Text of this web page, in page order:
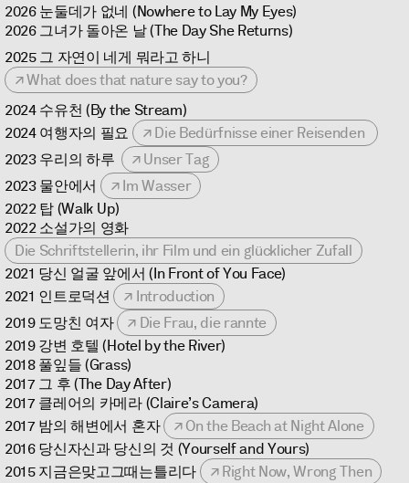
2026 눈둘데가 없네 (Nowhere to Lay My Eyes)
2026 그녀가 돌아온 날 (The Day She Returns)
2025 그 자연이 네게 뭐라고 하니
What does that nature say to you?
2024 수유천 (By the Stream)
2024 여행자의 필요
Die Bedürfnisse einer Reisenden
2023 우리의 하루
Unser Tag
2023 물안에서
Im Wasser
2022 탑 (Walk Up)
2022 소설가의 영화
Die Schriftstellerin, ihr Film und ein glücklicher Zufall
2021 당신 얼굴 앞에서 (In Front of You Face)
2021 인트로덕션
Introduction
2019 도망친 여자
Die Frau, die rannte
2019 강변 호텔 (Hotel by the River)
2018 풀잎들 (Grass)
2017 그 후 (The Day After)
2017 클레어의 카메라 (Claire’s Camera)
2017 밤의 해변에서 혼자
On the Beach at Night Alone
2016 당신자신과 당신의 것 (Yourself and Yours)
2015 지금은맞고그때는틀리다
Right Now, Wrong Then